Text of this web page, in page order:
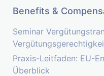
Benefits &
Seminar
Praxis-Leitfaden: EU-
Überblick